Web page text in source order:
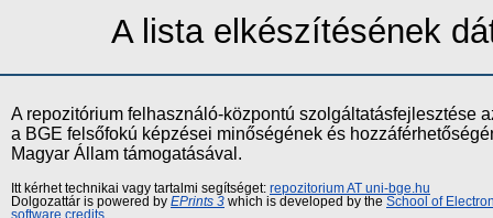
A lista elkészítésének
A repozitórium felhasználó-központú szolgáltatásfejlesztése
a BGE felsőfokú képzései minőségének és
Magyar Állam támogatásával.
Itt kérhet technikai vagy tartalmi segítséget: repozitorium AT uni-bge.hu
Dolgozattár is powered by EPrints 3 which is developed by the School of
software credits